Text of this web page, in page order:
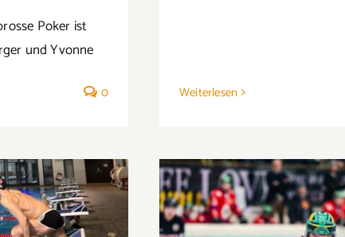
Poker ist
und Yvonne
0 Weiterlesen